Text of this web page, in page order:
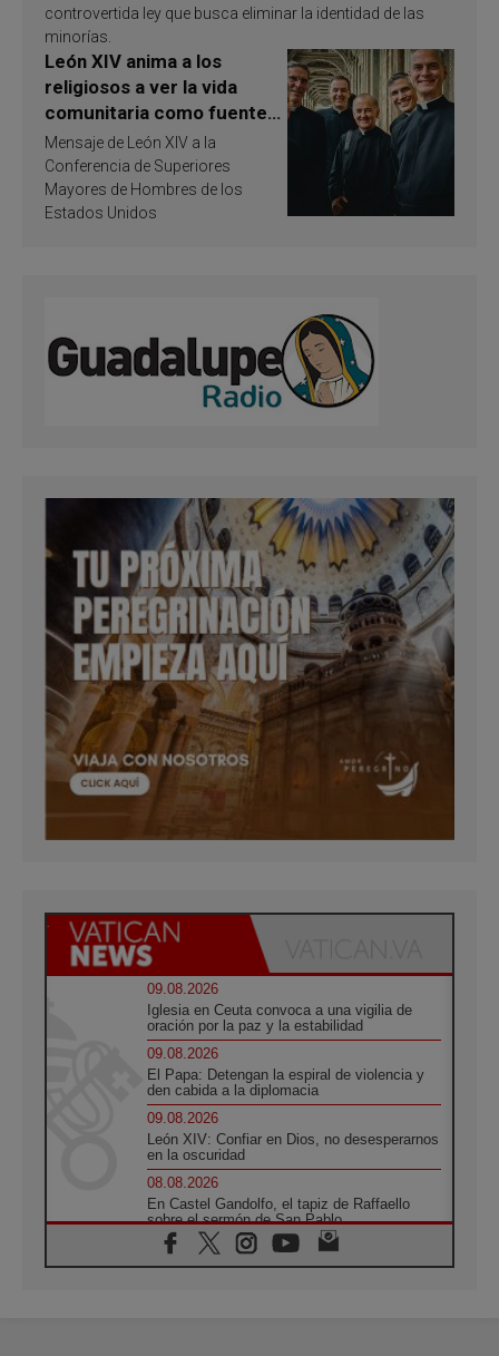
controvertida ley que busca eliminar la identidad de las
minorías.
León XIV anima a los
religiosos a ver la vida
comunitaria como fuente
de inspiración y
santificación
Mensaje de León XIV a la
Conferencia de Superiores
Mayores de Hombres de los
Estados Unidos
09.08.2026
Iglesia en Ceuta convoca a una vigilia de
oración por la paz y la estabilidad
09.08.2026
El Papa: Detengan la espiral de violencia y
den cabida a la diplomacia
09.08.2026
León XIV: Confiar en Dios, no desesperarnos
en la oscuridad
08.08.2026
En Castel Gandolfo, el tapiz de Raffaello
sobre el sermón de San Pablo
08.08.2026
En Colombia, «la paz no se compra con una